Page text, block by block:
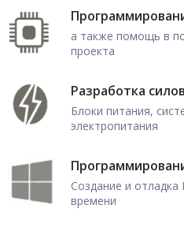
а также помощь в
проекта
Разработка
Блоки питания,
электропитания
Создание и
времени